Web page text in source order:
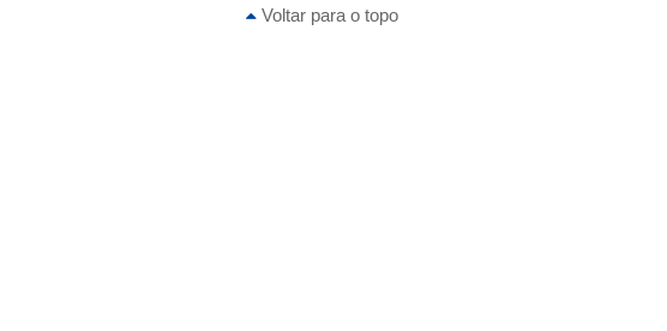
Voltar para o topo